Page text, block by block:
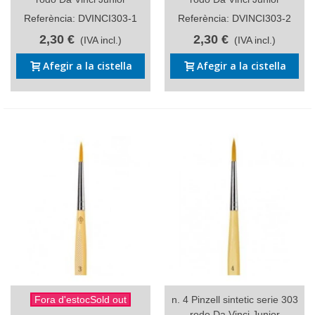
Referència: DVINCI303-1
2,30 € (IVA incl.)
Afegir a la cistella
Referència: DVINCI303-2
2,30 € (IVA incl.)
Afegir a la cistella
Fora d'estocSold out
n. 4 Pinzell sintetic serie 303